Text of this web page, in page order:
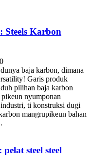
Karbon
baja karbon, dimana
Garis produk
pilihan baja karbon
nyumponan
ti konstruksi dugi
mangrupikeun bahan
steel steel